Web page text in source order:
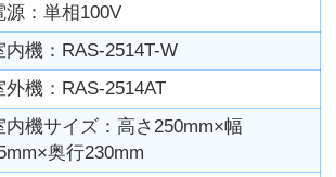
源：単相100V
内機：RAS-2514T-W
外機：RAS-2514AT
内機サイズ：高さ250mm×幅
奥行230mm